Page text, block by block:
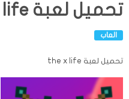
تحميل لعبة the x life
العاب
تحميل لعبة the x life